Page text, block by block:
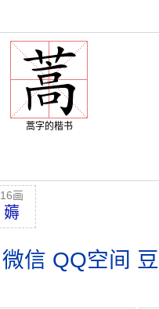
蒿字的楷书
16画
薅
微信 QQ空间